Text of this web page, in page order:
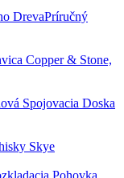
Príručný
Copper & Stone,
Spojovacia Doska
Skye
Pohovka